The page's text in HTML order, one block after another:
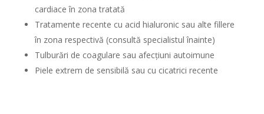
cardiace în zona tratată
Tratamente recente cu acid hialuronic sau alte fillere
în zona respectivă (consultă specialistul înainte)
Tulburări de coagulare sau afecțiuni autoimune
Piele extrem de sensibilă sau cu cicatrici recente